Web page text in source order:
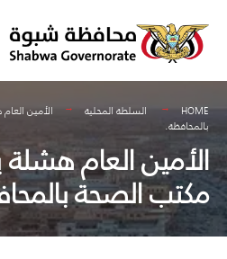
content
HOME السلطة المحلية
الأمين
بالمحافظة.
الأمين العام
مكتب الصحة
for: